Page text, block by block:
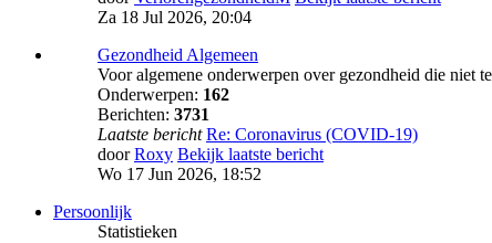
Za 18 Jul 2026, 20:04
Gezondheid Algemeen
Voor algemene onderwerpen over gezondheid die niet
Onderwerpen: 162
Berichten: 3731
Laatste bericht Re: Coronavirus (COVID-19)
doorRoxy Bekijk laatste bericht
Wo 17 Jun 2026, 18:52
Persoonlijk
Statistieken